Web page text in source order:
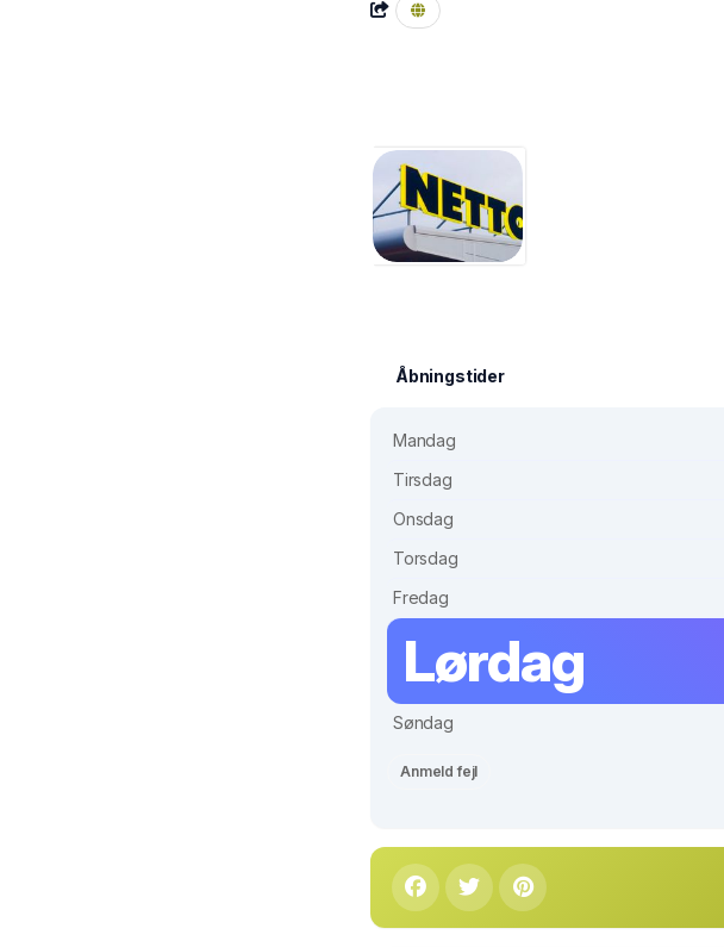
Åbningstider
Mandag
Tirsdag
Onsdag
Torsdag
Fredag
Lørdag
Søndag
Anmeld fejl